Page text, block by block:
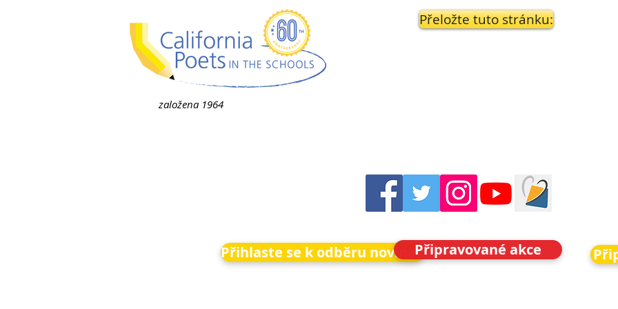
založena 1964
Přeložte tuto stránku:
Přihlaste se k odběru novinekPřipravované akce